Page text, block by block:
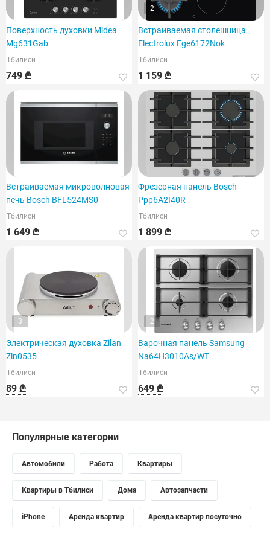
Поверхность духовки Midea
Mg631Gab
Тбилиси
749 ₾
2
Встраиваемая столешница
Electrolux Ege6172Nok
Тбилиси
1 159 ₾
Встраиваемая микроволновая
печь Bosch BFL524MS0
Тбилиси
1 649 ₾
Фрезерная панель Bosch
Ppp6A2I40R
Тбилиси
1 899 ₾
3
Электрическая духовка Zilan
Zln0535
Тбилиси
89 ₾
2
Варочная панель Samsung
Na64H3010As/WT
Тбилиси
649 ₾
Популярные категории
Автомобили Работа Квартиры
Квартиры в Тбилиси Дома Автозапчасти
iPhone Аренда квартир Аренда квартир посуточно